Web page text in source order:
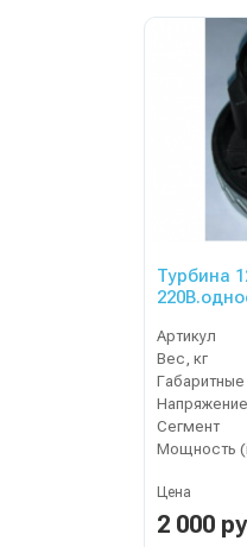
Турбина
Артикул
Вес, кг
Сегмент
Мощность
Цена
2 000